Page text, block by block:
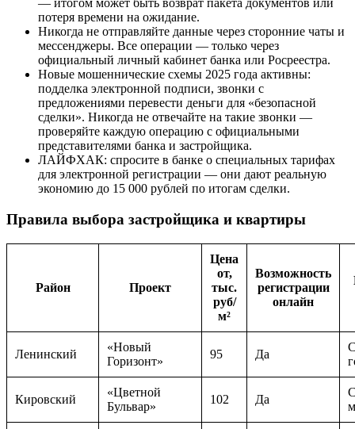
— итогом может быть возврат пакета документов или
потеря времени на ожидание.
Никогда не отправляйте данные через сторонние чаты и
мессенджеры. Все операции — только через
официальный личный кабинет банка или Росреестра.
Новые мошеннические схемы 2025 года активны:
подделка электронной подписи, звонки с
предложениями перевести деньги для «безопасной
сделки». Никогда не отвечайте на такие звонки —
проверяйте каждую операцию с официальными
представителями банка и застройщика.
ЛАЙФХАК: спросите в банке о специальных тарифах
для электронной регистрации — они дают реальную
экономию до 15 000 рублей по итогам сделки.
Правила выбора застройщика и квартиры
Район Проект
Цена
от,
тыс.
руб/
м²
Возможность
регистрации
онлайн
Ленинский
«Новый
Горизонт»
95 Да
Кировский
«Цветной
Бульвар»
102 Да